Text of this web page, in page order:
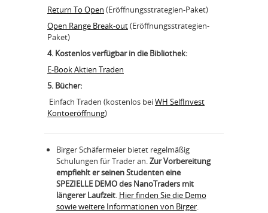
Return To Open (Eröffnungsstrategien-Paket)
Open Range Break-out(Eröffnungsstrategien-
Paket)
4. Kostenlos verfügbar in die Bibliothek:
E-Book Aktien Traden
5. Bücher:
Einfach Traden (kostenlos beiWH SelfInvest
Kontoeröffnung)
Birger Schäfermeier bietet regelmäßig
Schulungen für Trader an.Zur Vorbereitung
empfiehlt er seinen Studenten eine
SPEZIELLE DEMO des NanoTraders mit
längerer Laufzeit. Hier finden Sie die Demo
sowie weitere Informationen von Birger.